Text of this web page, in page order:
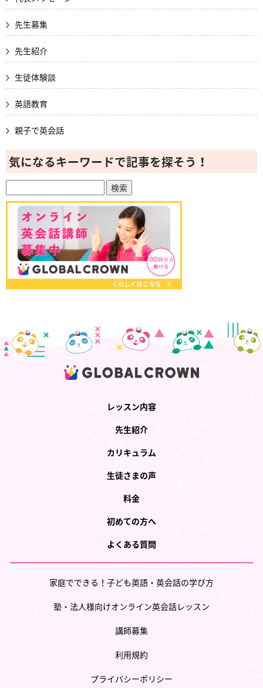
先生募集
先生紹介
生徒体験談
英語教育
親子で英会話
気になるキーワードで記事を探そう！
レッスン内容
先生紹介
カリキュラム
生徒さまの声
料金
初めての方へ
よくある質問
家庭でできる！子ども英語・英会話の学び方
塾・法人様向けオンライン英会話レッスン
講師募集
利用規約
プライバシーポリシー